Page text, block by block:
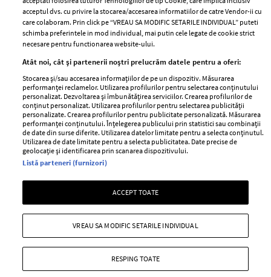
Abonamente
GSP
Unica
Baby
Retete
femei
Viva
Avantaje
Retete practice
Pariază responsabil! Decizia ONJN nr. 821/25.09.2025.
Jocurile de noroc sunt interzise minorilor.
Copyright © 2026 Ringier Romania SRL
acceptul dvs. cu privire la stocarea/accesarea informatiilor de catre Vendor-ii cu
care colaboram. Prin click pe “VREAU SA MODIFIC SETARILE INDIVIDUAL” puteti
schimba preferintele in mod individual, mai putin cele legate de cookie strict
necesare pentru functionarea website-ului.
Atât noi, cât și partenerii noștri prelucrăm datele pentru a oferi:
Stocarea și/sau accesarea informațiilor de pe un dispozitiv. Măsurarea
performanței reclamelor. Utilizarea profilurilor pentru selectarea conținutului
personalizat. Dezvoltarea și îmbunătățirea serviciilor. Crearea profilurilor de
conținut personalizat. Utilizarea profilurilor pentru selectarea publicității
personalizate. Crearea profilurilor pentru publicitate personalizată. Măsurarea
performanței conținutului. Înțelegerea publicului prin statistici sau combinații
de date din surse diferite. Utilizarea datelor limitate pentru a selecta conținutul.
Utilizarea de date limitate pentru a selecta publicitatea. Date precise de
geolocație și identificarea prin scanarea dispozitivului.
Listă parteneri (furnizori)
ACCEPT TOATE
RESPING TOATE
VREAU SA MODIFIC SETARILE INDIVIDUAL